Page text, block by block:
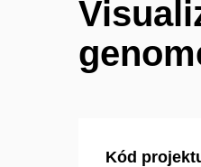
Kód